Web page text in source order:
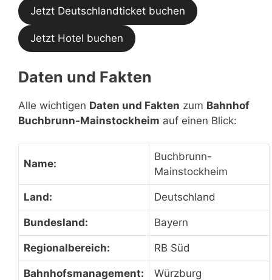
Jetzt Deutschlandticket buchen
Jetzt Hotel buchen
Daten und Fakten
Alle wichtigen Daten und Fakten zum Bahnhof
Buchbrunn-Mainstockheim auf einen Blick:
Name:
Buchbrunn-
Mainstockheim
Land: Deutschland
Bundesland: Bayern
Regionalbereich: RB Süd
Bahnhofsmanagement: Würzburg